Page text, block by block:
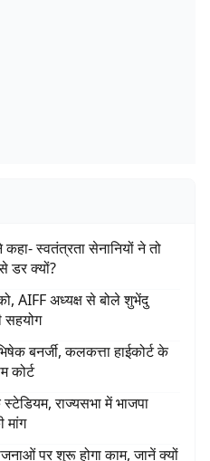
स्वतंत्रता सेनानियों ने तो
डर क्यों?
AIFF अध्यक्ष से बोले शुभेंदु
सहयोग
बनर्जी, कलकत्ता हाईकोर्ट के
कोर्ट
राज्यसभा में भाजपा
मांग
पर शुरू होगा काम, जानें क्यों